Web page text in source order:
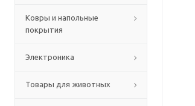
Ковры и напольные
покрытия
Электроника
Товары для животных